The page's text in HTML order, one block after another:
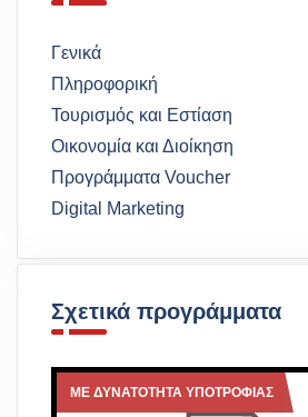
Γενικά
Πληροφορική
Τουρισμός και Εστίαση
Οικονομία και Διοίκηση
Προγράμματα Voucher
Digital Marketing
Σχετικά προγράμματα
ΜΕ ΔΥΝΑΤΟΤΗΤΑ ΥΠΟΤΡΟΦΙΑΣ